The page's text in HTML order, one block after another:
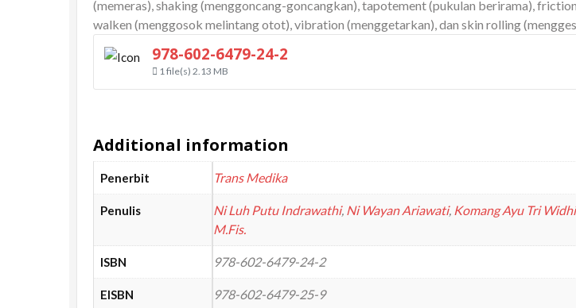
(memeras), shaking (menggoncang-goncangkan), tapotement (pukulan berirama),
walken (menggosok melintang otot), vibration (menggetarkan), dan skin rolling
978-602-6479-24-2
1 file(s) 2.13 MB
Additional information
Penerbit Trans Medika
Penulis Ni Luh Putu Indrawathi, Ni Wayan Ariawati, Komang Ayu Tri
M.Fis.
ISBN 978-602-6479-24-2
EISBN 978-602-6479-25-9